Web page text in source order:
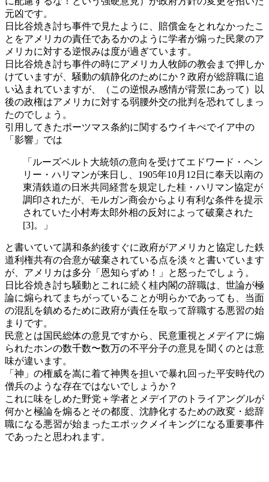
元凶です。
日比谷焼き討ち事件で見たように、賠償金をとれなかったこ
とをアメリカの責任であるかのように学者が煽った民衆のア
メリカに対する逆恨みは度が過ぎています。
日比谷焼き討ち事件の時にアメリカ人牧師の教会まで押しか
けていますが、騒動の鎮静化のためにか？政府が総辞職に追
い込まれていますが、（この逆恨み感情が背景にあって）以
後の政権はアメリカに対する弱腰外交の批判を恐れてしまっ
たのでしょう。
引用してきたポーツマス条約に関するウイキぺでイア中の
「影響」では
「ルーズベルト大統領の意向を受けてエドワード・ヘン
リー・ハリマンが来日し、1905年10月12日に奉天以南の
東清鉄道の日米共同経営を規定した桂・ハリマン協定が
調印されたが、モルガン商会からより有利な条件を提示
されていた小村寿太郎外相の反対によって破棄された
[3]。」
と書いていて講和条約後すぐに政府がアメリカと協定した鉄
道利権共有の合意が破棄されている点を淡々と書いています
が、アメリカは多分「恩知らずめ！」と怒ったでしょう。
日比谷焼き討ち騒動とこれに続く桂内閣の辞職は、世論が極
論に煽られてまちがっていることが明らかであっても、当面
の混乱を鎮めるために政府が責任を取って辞職する悪習の始
まりです。
民意とは国民総体の意見ですから、民意重視とメデイアに煽
られたホンの数千数〜数万の不平分子の意見を聞くのとは意
味が違います。
「神」の権威を嵩に着て神輿を担いで暴れ回った平安時代の
僧兵のような存在ではないでしょうか？
これに味をしめた野党＋学者とメデイアのトライアングルが
何かと極論を煽るとその都度、沈静化するための政変・総辞
職になる悪習が始まったエポックメイキングになる重要事件
であったと思われます。